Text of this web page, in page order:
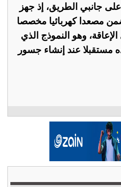
جانبي الطريق، إذ جهز
مصعدا كهربائيا مخصصا
وهو النموذج الذي
مستقبلا عند إنشاء جسور